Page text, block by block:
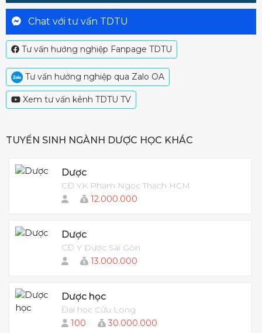
Chat với tư vấn TDTU
Tư vấn hướng nghiệp Fanpage TDTU
Tư vấn hướng nghiệp qua Zalo OA
Xem tư vấn kênh TDTU TV
TUYỂN SINH NGÀNH DƯỢC HỌC KHÁC
Dược
CĐ YK Phạm Ngọc Thạch HCM
12.000.000
Dược
CĐ Y Dược Sài Gòn
13.000.000
Dược học
Đại học Cửu Long
100
30.000.000